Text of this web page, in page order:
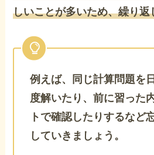
しいことが多いため、繰り
例えば、同じ計算問題を
度解いたり、前に習った
トで確認したりするなど
していきましょう。